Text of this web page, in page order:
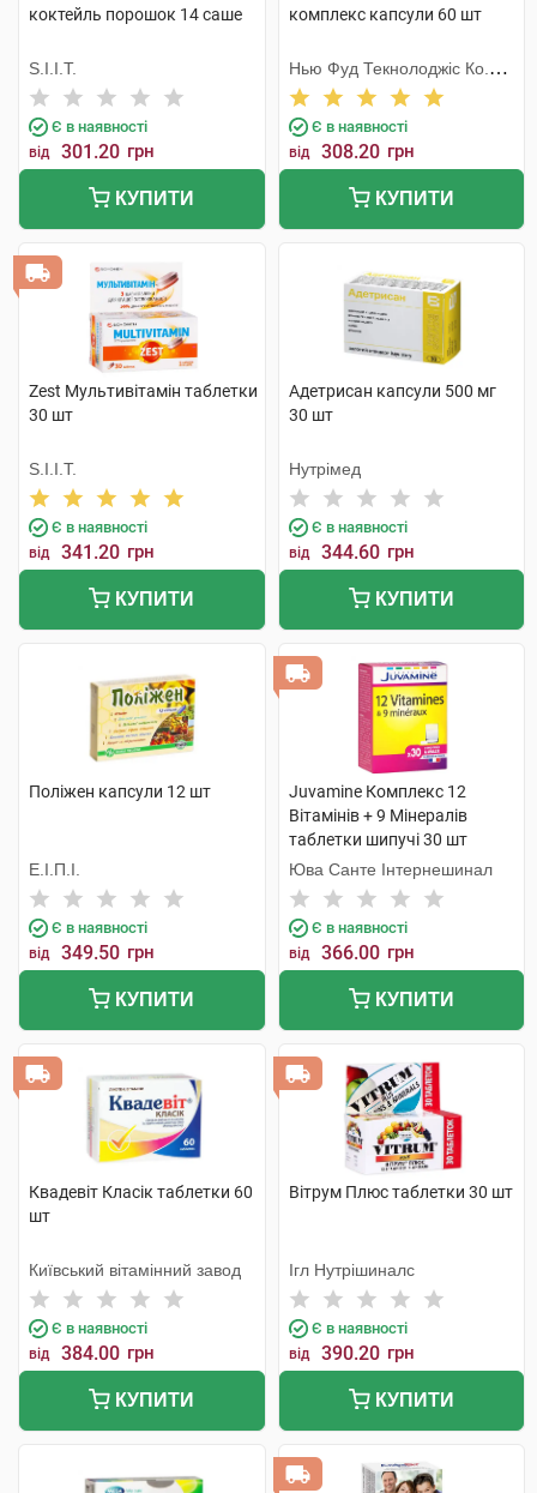
коктейль порошок 14 саше
S.I.I.T.
Є в наявності
від 301.20 грн
КУПИТИ
комплекс капсули 60 шт
Нью Фуд Текнолоджіс Ко.
Лтд
Є в наявності
від 308.20 грн
КУПИТИ
Zest Мультивітамін таблетки
30 шт
S.I.I.T.
Є в наявності
від 341.20 грн
КУПИТИ
Адетрисан капсули 500 мг
30 шт
Нутрімед
Є в наявності
від 344.60 грн
КУПИТИ
Поліжен капсули 12 шт
Е.І.П.І.
Є в наявності
від 349.50 грн
КУПИТИ
Juvamine Комплекс 12
Вітамінів + 9 Мінералів
таблетки шипучі 30 шт
Юва Санте Інтернешинал
Є в наявності
від 366.00 грн
КУПИТИ
Квадевіт Класік таблетки 60
шт
Київський вітамінний завод
Є в наявності
від 384.00 грн
КУПИТИ
Вітрум Плюс таблетки 30 шт
Ігл Нутрішиналс
Є в наявності
від 390.20 грн
КУПИТИ